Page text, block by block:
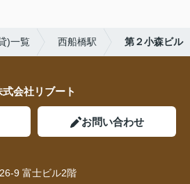
)一覧 西船橋駅 第２小森ビル
式会社リブート
お問い合わせ
9 富士ビル2階